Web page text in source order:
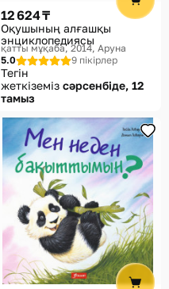
12 624 ₸
Оқушының алғашқы
энциклопедиясы
қатты мұқаба, 2014 Аруна
5.0
9 пікірлер
Тегін
жеткіземіз сәрсенбіде, 12
тамыз